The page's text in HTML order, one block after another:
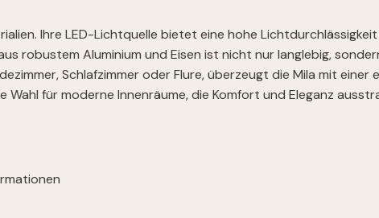
Ihre LED-Lichtquelle bietet eine hohe
robustem Aluminium und Eisen ist nicht nur langlebig,
Schlafzimmer oder Flure, überzeugt die Mila mit einer
für moderne Innenräume, die Komfort und Eleganz